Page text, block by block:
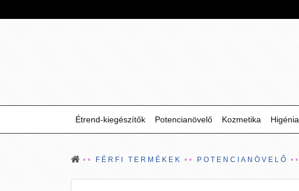
Étrend-kiegészítők Potencianövelő Kozmetika Higénia
FÉRFI TERMÉKEK POTENCIANÖVELŐ